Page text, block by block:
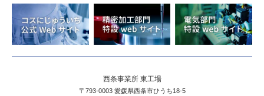
西条事業所 東工場
〒793-0003 愛媛県西条市ひうち18-5